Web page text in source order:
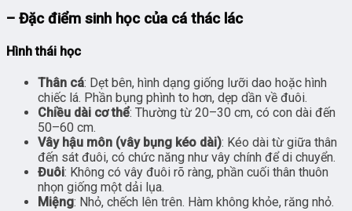
– Đặc điểm sinh học của cá thác lác
Hình thái học
Thân cá: Dẹt bên, hình dạng giống lưỡi dao hoặc hình
chiếc lá. Phần bụng phình to hơn, dẹp dần về đuôi.
Chiều dài cơ thể: Thường từ 20–30 cm, có con dài đến
50–60 cm.
Vây hậu môn (vây bụng kéo dài): Kéo dài từ giữa thân
đến sát đuôi, có chức năng như vây chính để di chuyển.
Đuôi: Không có vây đuôi rõ ràng, phần cuối thân thuôn
nhọn giống một dải lụa.
Miệng: Nhỏ, chếch lên trên. Hàm không khỏe, răng nhỏ.